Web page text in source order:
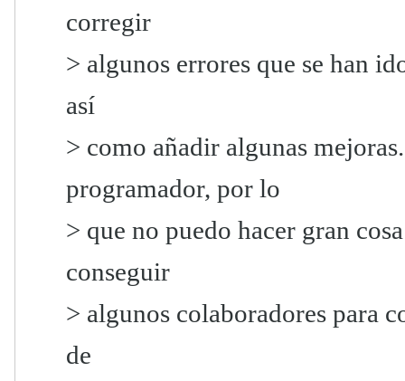
corregir
> algunos errores que se han
así
> como añadir algunas
programador, por lo
> que no puedo hacer gran
conseguir
> algunos colaboradores para
de